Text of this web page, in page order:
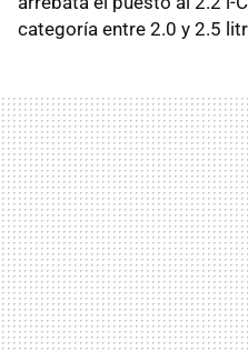
categoría entre 2.0 y 2.5